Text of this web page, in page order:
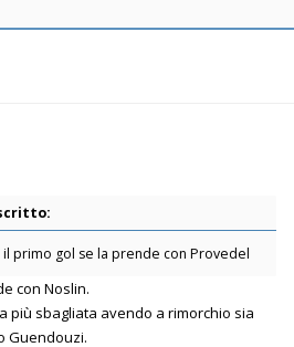
primo gol se la prende con Provedel
con Noslin.
più sbagliata avendo a rimorchio sia
Guendouzi.